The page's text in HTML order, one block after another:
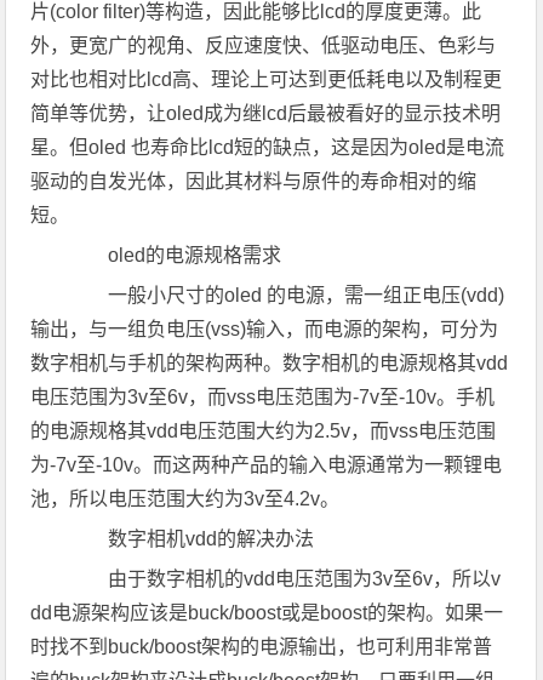
片(color filter)等构造，因此能够比lcd的厚度更薄。此
外，更宽广的视角、反应速度快、低驱动电压、色彩与
对比也相对比lcd高、理论上可达到更低耗电以及制程更
简单等优势，让oled成为继lcd后最被看好的显示技术明
星。但oled 也寿命比lcd短的缺点，这是因为oled是电流
驱动的自发光体，因此其材料与原件的寿命相对的缩
短。
oled的电源规格需求
一般小尺寸的oled 的电源，需一组正电压(vdd)
输出，与一组负电压(vss)输入，而电源的架构，可分为
数字相机与手机的架构两种。数字相机的电源规格其vdd
电压范围为3v至6v，而vss电压范围为-7v至-10v。手机
的电源规格其vdd电压范围大约为2.5v，而vss电压范围
为-7v至-10v。而这两种产品的输入电源通常为一颗锂电
池，所以电压范围大约为3v至4.2v。
数字相机vdd的解决办法
由于数字相机的vdd电压范围为3v至6v，所以v
dd电源架构应该是buck/boost或是boost的架构。如果一
时找不到buck/boost架构的电源输出，也可利用非常普